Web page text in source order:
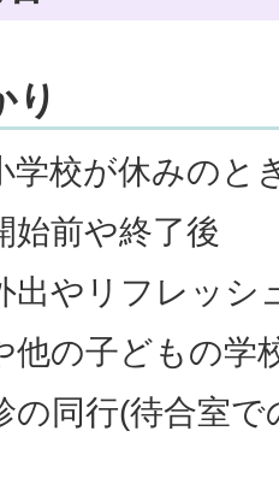
り
学校が休みのと
始前や終了後
出やリフレッシ
他の子どもの学
の同行(待合室で